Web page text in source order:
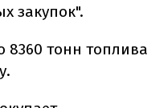
закупок".
8360 тонн топлива